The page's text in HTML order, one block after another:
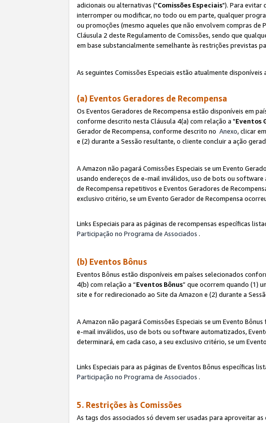
adicionais ou alternativas ("Comissões Especiais"). Para evitar
interromper ou modificar, no todo ou em parte, qualquer
ou promoções (mesmo aqueles que não envolvem compras
Cláusula 2 deste Regulamento de Comissões, sendo que
em base substancialmente semelhante às restrições previstas
As seguintes Comissões Especiais estão atualmente disponíveis
(a) Eventos Geradores de Recompensa
Os Eventos Geradores de Recompensa estão disponíveis em
conforme descrito nesta Cláusula 4(a) com relação a "Eventos
Gerador de Recompensa, conforme descrito no Anexo, clicar
e (2) durante a Sessão resultante, o cliente concluir a ação
A Amazon não pagará Comissões Especiais se um Evento
usando endereços de e-mail inválidos, uso de bots ou
de Recompensa repetitivos e Eventos Geradores de
exclusivo critério, se um Evento Gerador de Recompensa
Links Especiais para as páginas de recompensas específicas
Participação no Programa de Associados .
(b) Eventos Bônus
Eventos Bônus estão disponíveis em países selecionados
4(b) com relação a “Eventos Bônus” que ocorrem quando (1)
site e for redirecionado ao Site da Amazon e (2) durante a
A Amazon não pagará Comissões Especiais se um Evento
e-mail inválidos, uso de bots ou software automatizados,
determinará, em cada caso, a seu exclusivo critério, se um
Links Especiais para as páginas de Eventos Bônus específicas
Participação no Programa de Associados .
5. Restrições às Comissões
As tags dos associados só devem ser usadas para aproveitar